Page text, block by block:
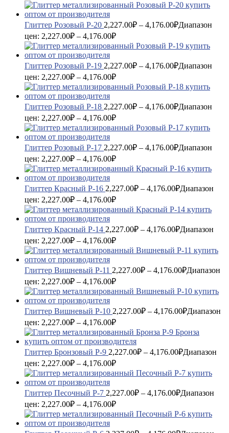
Глиттер Розовый P-20 2,227.00₽ – 4,176.00₽Диапазон
цен: 2,227.00₽ – 4,176.00₽
Глиттер Розовый P-19 2,227.00₽ – 4,176.00₽Диапазон
цен: 2,227.00₽ – 4,176.00₽
Глиттер Розовый P-18 2,227.00₽ – 4,176.00₽Диапазон
цен: 2,227.00₽ – 4,176.00₽
Глиттер Розовый P-17 2,227.00₽ – 4,176.00₽Диапазон
цен: 2,227.00₽ – 4,176.00₽
Глиттер Красный P-16 2,227.00₽ – 4,176.00₽Диапазон
цен: 2,227.00₽ – 4,176.00₽
Глиттер Красный P-14 2,227.00₽ – 4,176.00₽Диапазон
цен: 2,227.00₽ – 4,176.00₽
Глиттер Вишневый P-11 2,227.00₽ – 4,176.00₽Диапазон
цен: 2,227.00₽ – 4,176.00₽
Глиттер Вишневый P-10 2,227.00₽ – 4,176.00₽Диапазон
цен: 2,227.00₽ – 4,176.00₽
Глиттер Бронзовый P-9 2,227.00₽ – 4,176.00₽Диапазон
цен: 2,227.00₽ – 4,176.00₽
Глиттер Песочный P-7 2,227.00₽ – 4,176.00₽Диапазон
цен: 2,227.00₽ – 4,176.00₽